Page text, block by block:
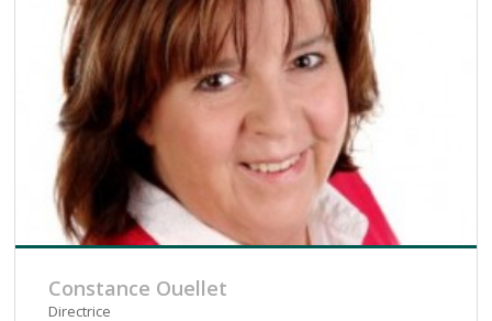
Constance Ouellet
Directrice